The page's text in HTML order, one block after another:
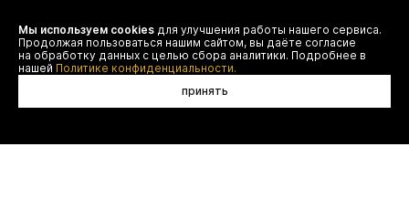
Я даю согласие на сбор, обработку и хранение моих
персональных данных (имя, email, телефон) для получения
рекламных и информационных рассылок от ООО 'БТ
Юнайтед', а также ознакомлен(а) с
Политикой конфиденциальности
Мы используем cookies для улучшения работы нашего сервиса.
Продолжая пользоваться нашим сайтом, вы даёте согласие
на обработку данных с целью сбора аналитики. Подробнее в
нашей Политике конфиденциальности.
принять